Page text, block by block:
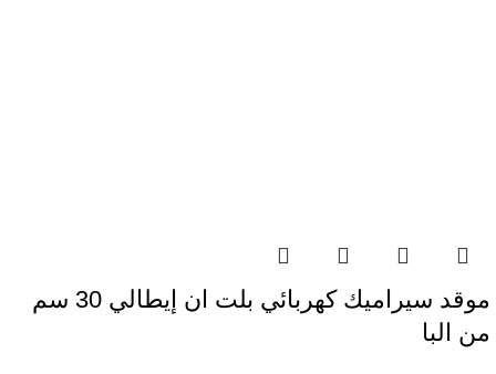
موقد سيراميك كهربائي بلت ان إيطالي 30 سم
من البا